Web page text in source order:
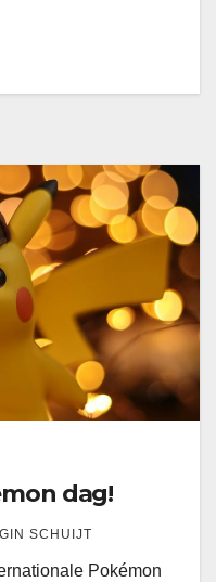
dag!
SCHUIJT
Pokémon